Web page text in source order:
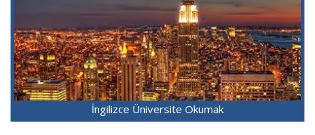
İngilizce Üniversite Okumak